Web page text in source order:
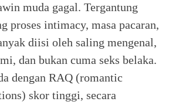
muda gagal. Tergantung
proses intimacy, masa pacaran,
diisi oleh saling mengenal,
dan bukan cuma seks belaka.
dengan RAQ (romantic
skor tinggi, secara